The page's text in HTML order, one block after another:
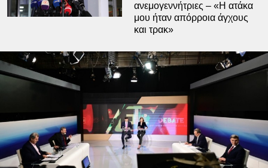
ανεμογεννήτριες – «Η ατάκα
μου ήταν απόρροια άγχους
και τρακ»